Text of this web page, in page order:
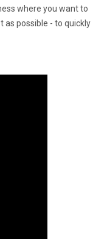
where you want to
possible - to quickly